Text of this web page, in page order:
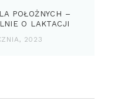
POŁOŻNYCH –
O LAKTACJI
2023